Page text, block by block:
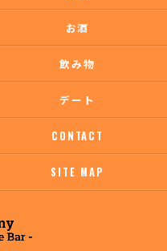
お酒
飲み物
デート
CONTACT
SITE MAP